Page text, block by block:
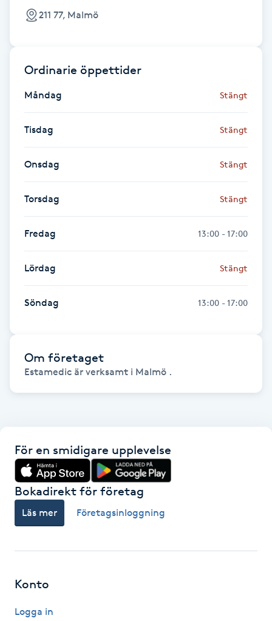
Gravidyoga
Gruppträning
Gua Sha-massage
Hatha Yoga
Headspa
Healing
Herrklippning
HIFU
Hot Stone Massage
Hot yoga
Hudvård
Hyaluronsyra
211 77, Malmö
Ordinarie öppettider
Måndag Stängt
Tisdag Stängt
Onsdag Stängt
Torsdag Stängt
Fredag 13:00 - 17:00
Lördag Stängt
Söndag 13:00 - 17:00
Om företaget
Estamedic är verksamt i Malmö .
För en smidigare upplevelse
Bokadirekt för företag
Läs mer Företagsinloggning
Konto
Logga in